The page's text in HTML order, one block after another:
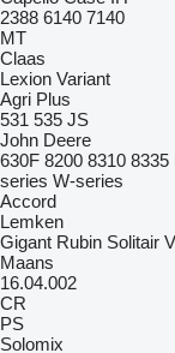
2388 6140 7140
MT
Claas
Lexion Variant
Agri Plus
531 535 JS
John Deere
630F 8200 8310 8335
series W-series
Accord
Lemken
Gigant Rubin Solitair
Maans
16.04.002
CR
PS
Solomix